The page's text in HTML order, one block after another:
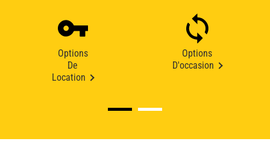
Options
De
Location
Options
D'occasion